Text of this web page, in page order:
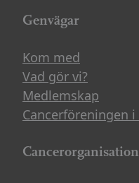
Genvägar
Kom med
Vad gör vi?
Medlemskap
Cancerföreningen i